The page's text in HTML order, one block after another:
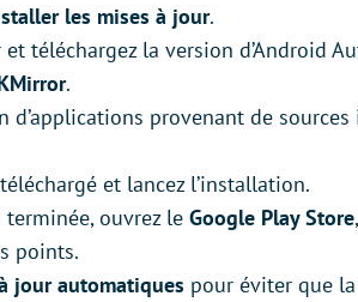
les mises à jour.
téléchargez la version d’Android
.
d’applications provenant de
et lancez l’installation.
ouvrez le Google Play Store
points.
jour automatiques pour éviter que